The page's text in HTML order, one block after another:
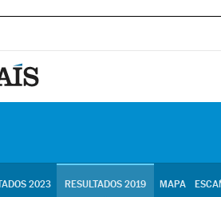
2023 RESULTADOS 2019 MAPA